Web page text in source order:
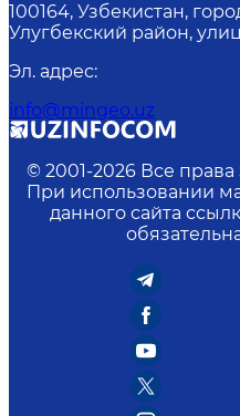
100164, Узбекистан,
Улугбекский район,
Эл. адрес:
info@mingeo.uz
© 2001-2026 Все
При использовании
данного сайта